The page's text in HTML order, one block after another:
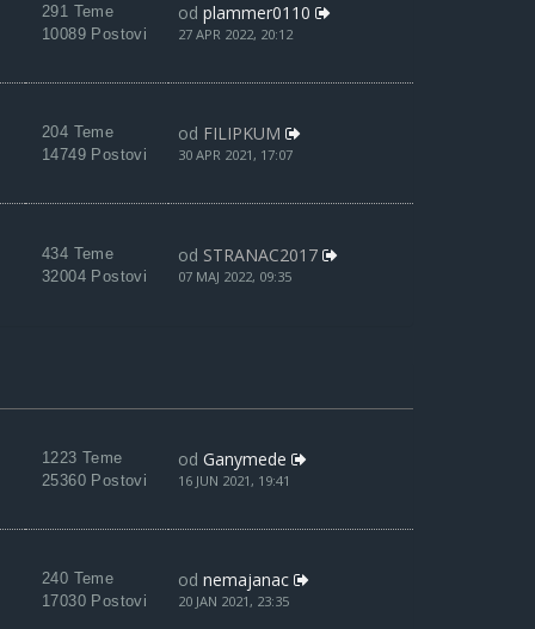
291 Teme
10089 Postovi
od plammer0110
27 APR 2022, 20:12
204 Teme
14749 Postovi
od FILIPKUM
30 APR 2021, 17:07
434 Teme
32004 Postovi
od STRANAC2017
07 MAJ 2022, 09:35
1223 Teme
25360 Postovi
od Ganymede
16 JUN 2021, 19:41
240 Teme
17030 Postovi
od nemajanac
20 JAN 2021, 23:35